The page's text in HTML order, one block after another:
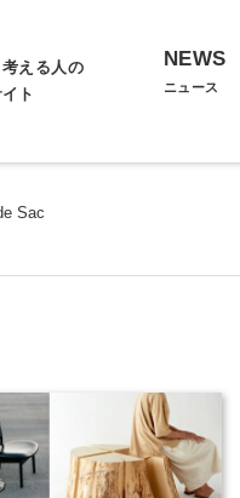
える人の
ト
NEWS
ニュース
Sac